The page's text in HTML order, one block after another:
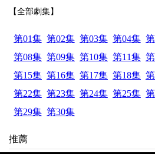
【全部劇集】
第01集 第02集 第03集 第04集
第08集 第09集 第10集 第11集
第15集 第16集 第17集 第18集
第22集 第23集 第24集 第25集
第29集 第30集
推薦